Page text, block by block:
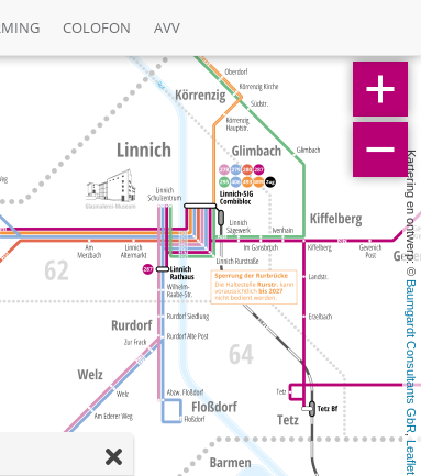
COLOFON AVV
Kartering en ontwerp: ©
Baumgardt Consultants GbR
,
Leaflet